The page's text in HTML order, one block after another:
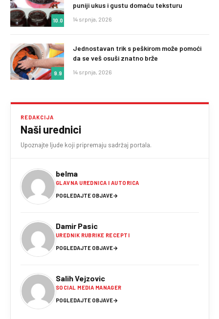
10.0
puniji ukus i gustu domaću teksturu
14 srpnja, 2026
9.9
Jednostavan trik s peškirom može pomoći
da se veš osuši znatno brže
14 srpnja, 2026
REDAKCIJA
Naši urednici
Upoznajte ljude koji pripremaju sadržaj portala.
belma
GLAVNA UREDNICA I AUTORICA
POGLEDAJTE OBJAVE→
Damir Pasic
UREDNIK RUBRIKE RECEPTI
POGLEDAJTE OBJAVE→
Salih Vejzovic
SOCIAL MEDIA MANAGER
POGLEDAJTE OBJAVE→